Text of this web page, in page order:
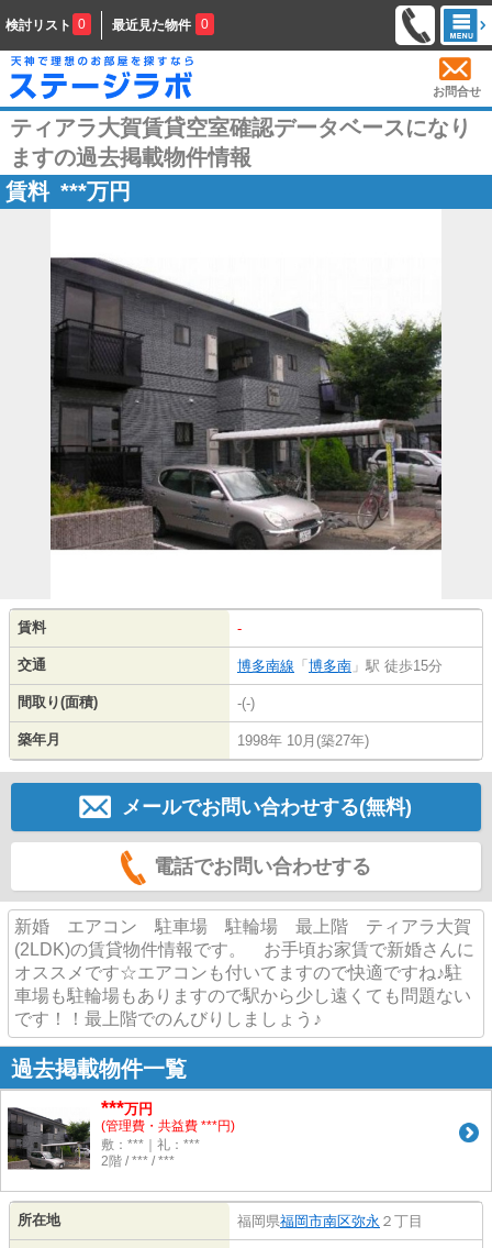
検討リスト 0 最近見た物件 0
お問合せ
ティアラ大賀賃貸空室確認データベースになり
ますの過去掲載物件情報
賃料 ***万円
賃料 -
交通 博多南線 「 博多南 」駅 徒歩15分
間取り(面積) -(-)
築年月 1998年 10月(築27年)
メールでお問い合わせする(無料)
電話でお問い合わせする
新婚 エアコン 駐車場 駐輪場 最上階 ティアラ大賀
(2LDK)の賃貸物件情報です。 お手頃お家賃で新婚さんに
オススメです☆エアコンも付いてますので快適ですね♪駐
車場も駐輪場もありますので駅から少し遠くても問題ない
です！！最上階でのんびりしましょう♪
過去掲載物件一覧
***万円
(管理費・共益費 ***円)
敷：***｜礼：***
2階 / *** / ***
所在地 福岡県福岡市南区弥永 ２丁目